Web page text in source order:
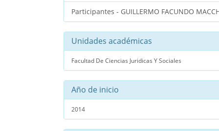
Participantes - GUILLERMO FACUNDO
Unidades académicas
Facultad De Ciencias Juridicas Y Sociales
Año de inicio
2014